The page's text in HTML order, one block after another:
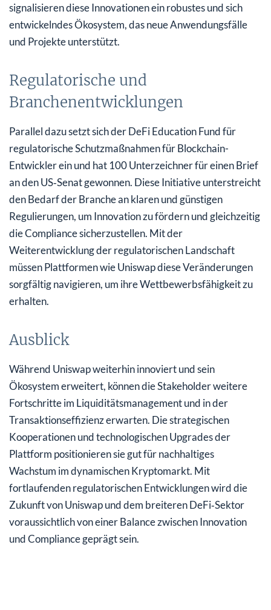
signalisieren diese Innovationen ein robustes und sich
entwickelndes Ökosystem, das neue Anwendungsfälle
und Projekte unterstützt.
Regulatorische und
Branchenentwicklungen
Parallel dazu setzt sich der DeFi Education Fund für
regulatorische Schutzmaßnahmen für Blockchain-
Entwickler ein und hat 100 Unterzeichner für einen Brief
an den US‑Senat gewonnen. Diese Initiative unterstreicht
den Bedarf der Branche an klaren und günstigen
Regulierungen, um Innovation zu fördern und gleichzeitig
die Compliance sicherzustellen. Mit der
Weiterentwicklung der regulatorischen Landschaft
müssen Plattformen wie Uniswap diese Veränderungen
sorgfältig navigieren, um ihre Wettbewerbsfähigkeit zu
erhalten.
Ausblick
Während Uniswap weiterhin innoviert und sein
Ökosystem erweitert, können die Stakeholder weitere
Fortschritte im Liquiditätsmanagement und in der
Transaktionseffizienz erwarten. Die strategischen
Kooperationen und technologischen Upgrades der
Plattform positionieren sie gut für nachhaltiges
Wachstum im dynamischen Kryptomarkt. Mit
fortlaufenden regulatorischen Entwicklungen wird die
Zukunft von Uniswap und dem breiteren DeFi‑Sektor
voraussichtlich von einer Balance zwischen Innovation
und Compliance geprägt sein.